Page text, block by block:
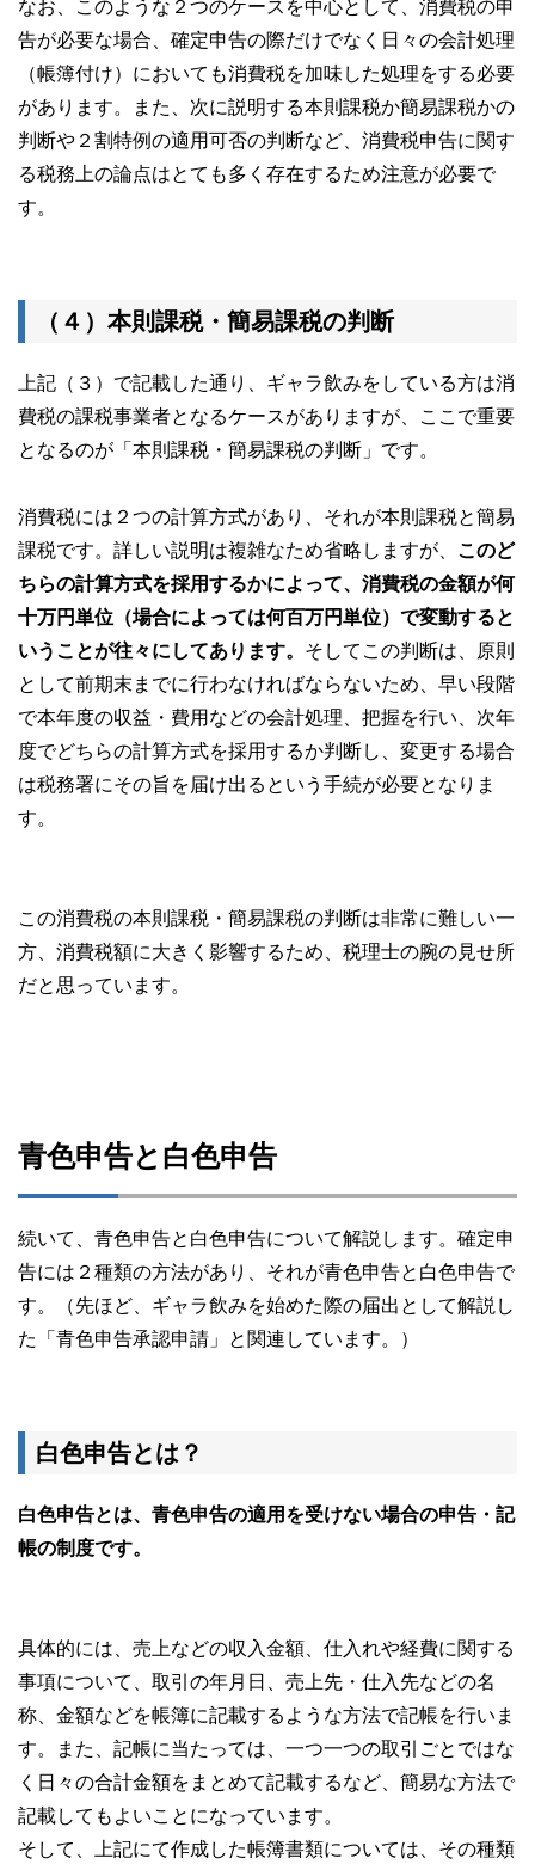
なお、このような２つのケースを中心として、消費税の申
告が必要な場合、確定申告の際だけでなく日々の会計処理
（帳簿付け）においても消費税を加味した処理をする必要
があります。また、次に説明する本則課税か簡易課税かの
判断や２割特例の適用可否の判断など、消費税申告に関す
る税務上の論点はとても多く存在するため注意が必要で
す。
（４）本則課税・簡易課税の判断
上記（３）で記載した通り、ギャラ飲みをしている方は消
費税の課税事業者となるケースがありますが、ここで重要
となるのが「本則課税・簡易課税の判断」です。
消費税には２つの計算方式があり、それが本則課税と簡易
課税です。詳しい説明は複雑なため省略しますが、 このど
ちらの計算方式を採用するかによって、消費税の金額が何
十万円単位（場合によっては何百万円単位）で変動すると
いうことが往々にしてあります。 そしてこの判断は、原則
として前期末までに行わなければならないため、早い段階
で本年度の収益・費用などの会計処理、把握を行い、次年
度でどちらの計算方式を採用するか判断し、変更する場合
は税務署にその旨を届け出るという手続が必要となりま
す。
この消費税の本則課税・簡易課税の判断は非常に難しい一
方、消費税額に大きく影響するため、税理士の腕の見せ所
だと思っています。
青色申告と白色申告
続いて、青色申告と白色申告について解説します。確定申
告には２種類の方法があり、それが青色申告と白色申告で
す。（先ほど、ギャラ飲みを始めた際の届出として解説し
た「青色申告承認申請」と関連しています。）
白色申告とは？
白色申告とは、青色申告の適用を受けない場合の申告・記
帳の制度です。
具体的には、売上などの収入金額、仕入れや経費に関する
事項について、取引の年月日、売上先・仕入先などの名
称、金額などを帳簿に記載するような方法で記帳を行いま
す。また、記帳に当たっては、一つ一つの取引ごとではな
く日々の合計金額をまとめて記載するなど、簡易な方法で
記載してもよいことになっています。
そして、上記にて作成した帳簿書類については、その種類